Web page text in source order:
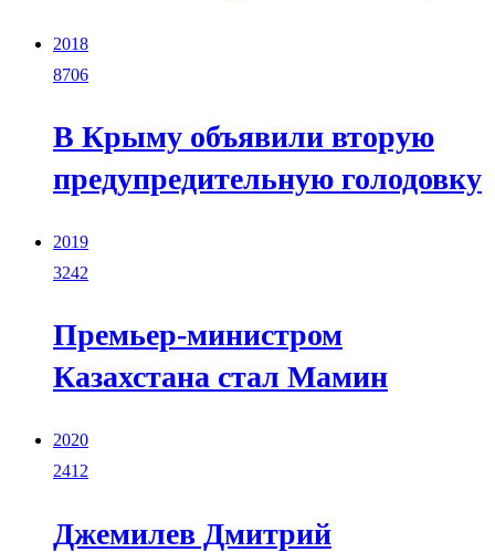
2018
8706
В Крыму объявили вторую
предупредительную голодовку
2019
3242
Премьер-министром
Казахстана стал Мамин
2020
2412
Джемилев Дмитрий